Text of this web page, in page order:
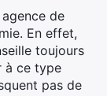
de
En effet,
toujours
à ce type
pas de